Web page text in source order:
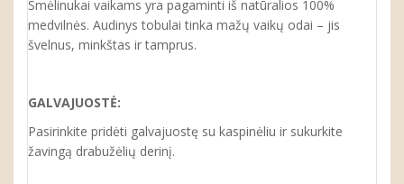
Smėlinukai vaikams yra pagaminti iš natūralios 100%
medvilnės. Audinys tobulai tinka mažų vaikų odai – jis
švelnus, minkštas ir tamprus.
GALVAJUOSTĖ:
Pasirinkite pridėti galvajuostę su kaspinėliu ir sukurkite
žavingą drabužėlių derinį.